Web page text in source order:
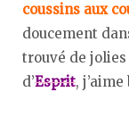
coussins aux
doucement
trouvé de
d’Esprit,